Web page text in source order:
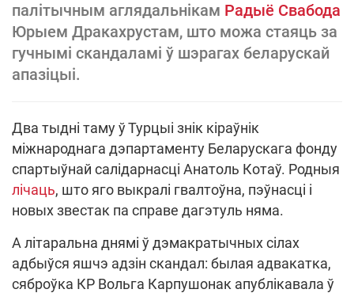
палітычным аглядальнікам Радыё Свабода
Юрыем Дракахрустам, што можа стаяць за
гучнымі скандаламі ў шэрагах беларускай
апазіцыі.
Два тыдні таму ў Турцыі знік кіраўнік
міжнароднага дэпартаменту Беларускага фонду
спартыўнай салідарнасці Анатоль Котаў. Родныя
лічаць, што яго выкралі гвалтоўна, пэўнасці і
новых звестак па справе дагэтуль няма.
А літаральна днямі ў дэмакратычных сілах
адбыўся яшчэ адзін скандал: былая адвакатка,
сяброўка КР Вольга Карпушонак апублікавала ў